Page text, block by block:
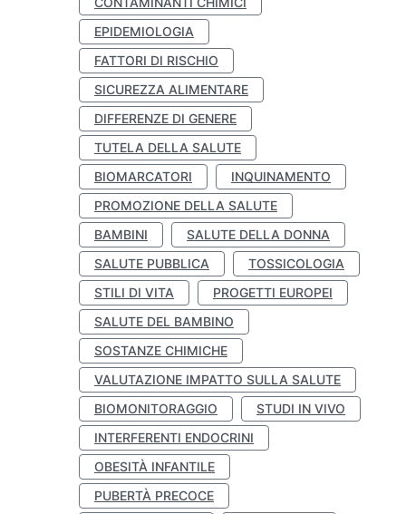
EPIDEMIOLOGIA
FATTORI DI RISCHIO
SICUREZZA ALIMENTARE
DIFFERENZE DI GENERE
TUTELA DELLA SALUTE
BIOMARCATORI
INQUINAMENTO
PROMOZIONE DELLA SALUTE
BAMBINI
SALUTE DELLA DONNA
SALUTE PUBBLICA
TOSSICOLOGIA
STILI DI VITA
PROGETTI EUROPEI
SALUTE DEL BAMBINO
SOSTANZE CHIMICHE
VALUTAZIONE IMPATTO SULLA SALUTE
BIOMONITORAGGIO
STUDI IN VIVO
INTERFERENTI ENDOCRINI
OBESITÀ INFANTILE
PUBERTÀ PRECOCE